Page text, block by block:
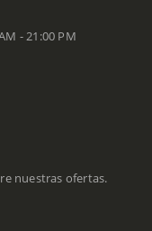
- 21:00 PM
nuestras ofertas.